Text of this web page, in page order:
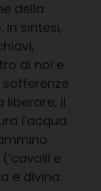
della
In sintesi,
di noi e
liberare; il
l’acqua
e
e divina.